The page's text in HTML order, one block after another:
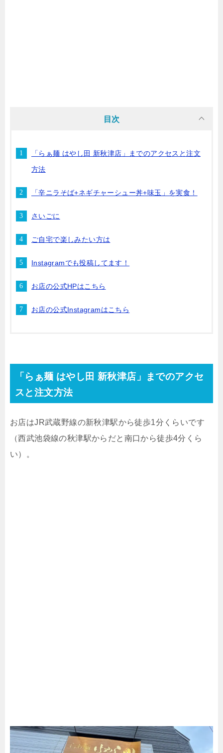
目次
「らぁ麺 はやし田 新秋津店」までのアクセスと注文
方法
「辛ニラそば+ネギチャーシュー丼+味玉」を実食！
さいごに
ご自宅で楽しみたい方は
Instagramでも投稿してます！
お店の公式HPはこちら
お店の公式Instagramはこちら
「らぁ麺 はやし田 新秋津店」までのアクセ
スと注文方法
お店はJR武蔵野線の新秋津駅から徒歩1分くらいです
（西武池袋線の秋津駅からだと南口から徒歩4分くら
い）。